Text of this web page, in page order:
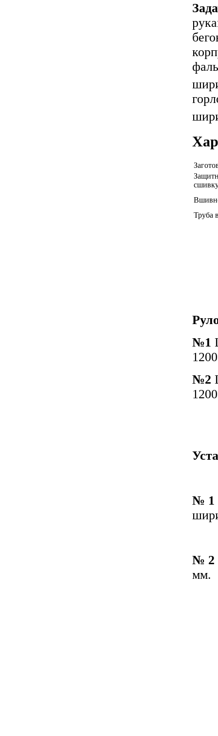
Труба
№1
№2
№ 1
№ 2
мм.